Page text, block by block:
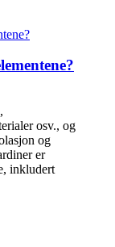
osv., og
og
er
inkludert